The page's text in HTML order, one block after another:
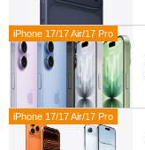
iPhone 17/17 Air/17 Pro
iPhone 17/17 Air/17 Pro